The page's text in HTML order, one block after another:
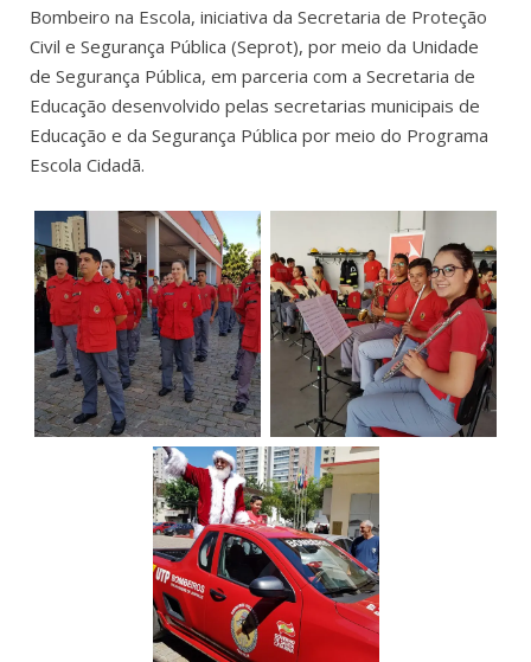
Bombeiro na Escola, iniciativa da Secretaria de Proteção
Civil e Segurança Pública (Seprot), por meio da Unidade
de Segurança Pública, em parceria com a Secretaria de
Educação desenvolvido pelas secretarias municipais de
Educação e da Segurança Pública por meio do Programa
Escola Cidadã.